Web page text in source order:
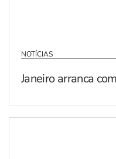
NOTÍCIAS
Janeiro arranca